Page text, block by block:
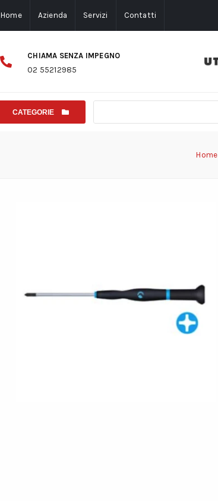
Home Azienda Servizi Contatti
CHIAMA SENZA IMPEGNO
02 55212985
CATEGORIE
Home